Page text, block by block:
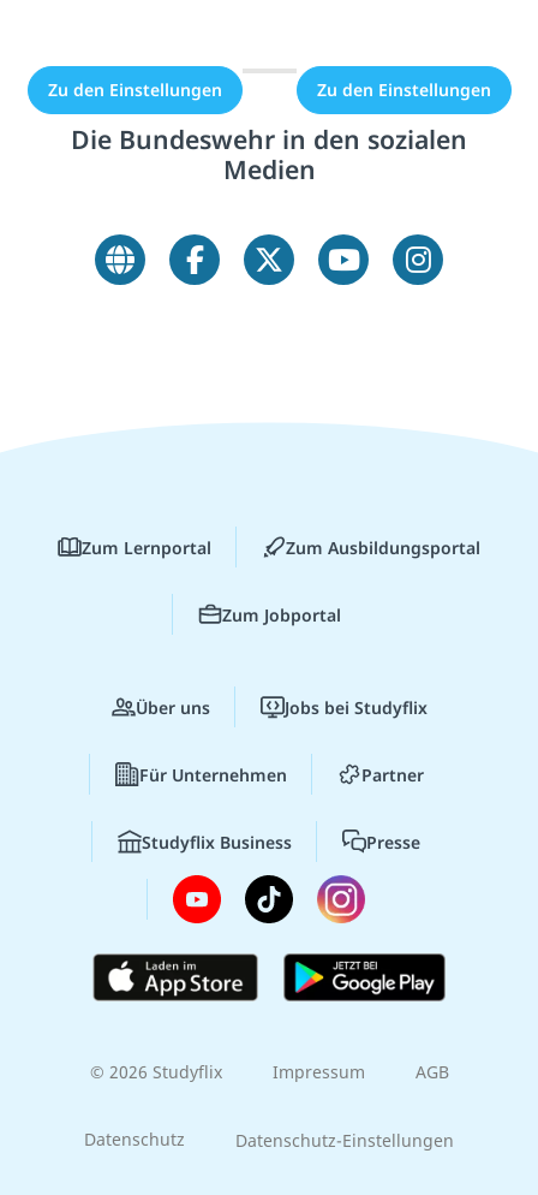
Zu den Einstellungen Zu den Einstellungen
Die Bundeswehr in den sozialen
Medien
Zum Lernportal Zum Ausbildungsportal
Zum Jobportal
Über uns Jobs bei Studyflix
Für Unternehmen Partner
Studyflix Business Presse
© 2026 Studyflix Impressum AGB
Datenschutz Datenschutz-Einstellungen